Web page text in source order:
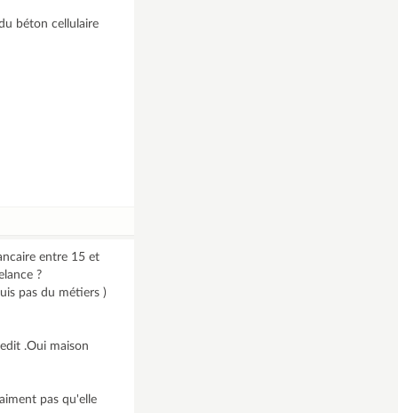
béton cellulaire
entre 15 et
?
pas du métiers )
.Oui maison
pas qu'elle